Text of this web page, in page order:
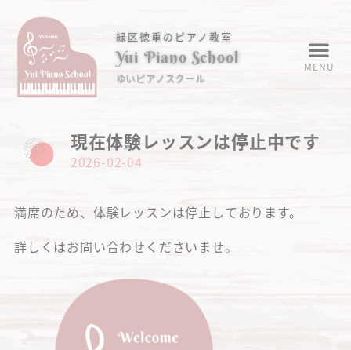
緑区徳重のピアノ教室
Yui Piano School
ゆいピアノスクール
MENU
現在体験レッスンは停止中です
2026-02-04
満席のため、体験レッスンは停止しております。
詳しくはお問い合わせくださいませ。